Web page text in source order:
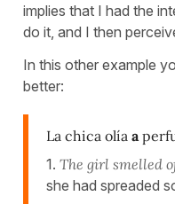
implies that I had the
do it, and I then
In this other example
better:
La chica olía a
1. The girl smelled
she had spreaded